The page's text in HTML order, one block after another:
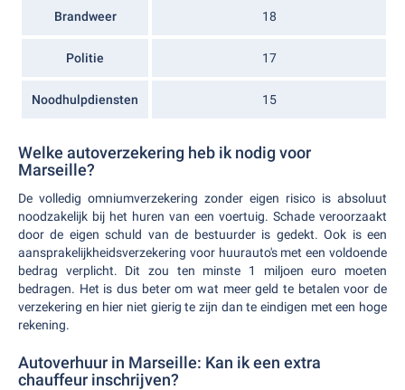
Brandweer 18
Politie 17
Noodhulpdiensten 15
Welke autoverzekering heb ik nodig voor
Marseille?
De volledig omniumverzekering zonder eigen risico is absoluut
noodzakelijk bij het huren van een voertuig. Schade veroorzaakt
door de eigen schuld van de bestuurder is gedekt. Ook is een
aansprakelijkheidsverzekering voor huurauto's met een voldoende
bedrag verplicht. Dit zou ten minste 1 miljoen euro moeten
bedragen. Het is dus beter om wat meer geld te betalen voor de
verzekering en hier niet gierig te zijn dan te eindigen met een hoge
rekening.
Autoverhuur in Marseille: Kan ik een extra
chauffeur inschrijven?